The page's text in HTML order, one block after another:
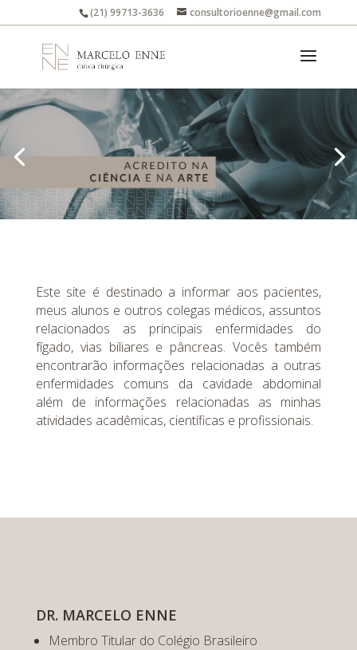
(21) 99713-3636 consultorioenne@gmail.com
Este site é destinado a informar aos pacientes,
meus alunos e outros colegas médicos, assuntos
relacionados as principais enfermidades do
fígado, vias biliares e pâncreas. Vocês também
encontrarão informações relacionadas a outras
enfermidades comuns da cavidade abdominal
além de informações relacionadas as minhas
atividades acadêmicas, científicas e profissionais.
DR. MARCELO ENNE
Membro Titular do Colégio Brasileiro